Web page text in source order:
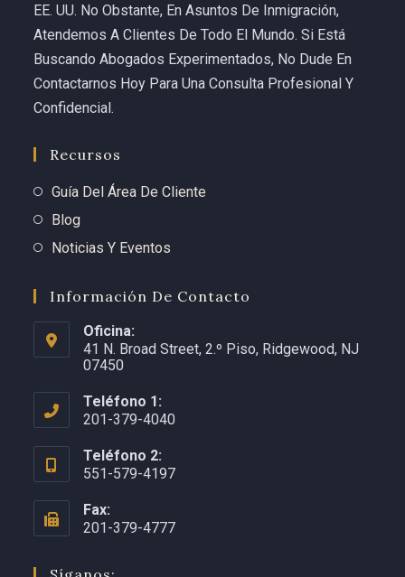
EE. UU. No Obstante, En Asuntos De Inmigración,
Atendemos A Clientes De Todo El Mundo. Si Está
Buscando Abogados Experimentados, No Dude En
Contactarnos Hoy Para Una Consulta Profesional Y
Confidencial.
Recursos
Guía Del Área De Cliente
Blog
Noticias Y Eventos
Información De Contacto
Oficina:
41 N. Broad Street, 2.º Piso, Ridgewood, NJ
07450
Teléfono 1:
201-379-4040
Teléfono 2:
551-579-4197
Fax:
201-379-4777